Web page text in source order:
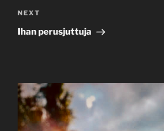
Next
Post
NEXT
Ihan perusjuttuja